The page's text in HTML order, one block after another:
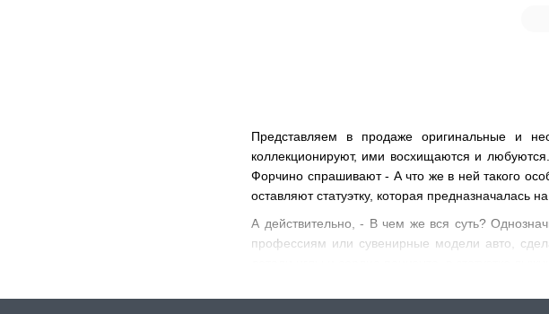
Представляем в продаже оригинальные и
коллекционируют, ими восхищаются и
Форчино спрашивают - А что же в ней такого
оставляют статуэтку, которая предназначалась
А действительно, - В чем же вся суть?
профессиям или сувенирные модели авто,